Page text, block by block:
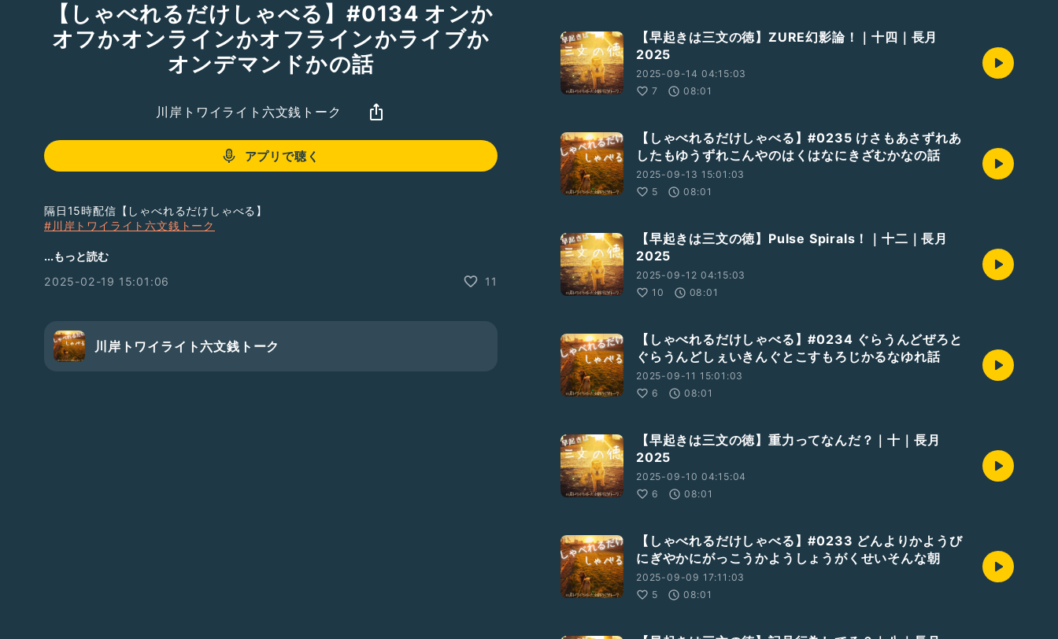
【しゃべれるだけしゃべる】#0134 オンか
オフかオンラインかオフラインかライブか
オンデマンドかの話
川岸トワイライト六文銭トーク
アプリで聴く
隔日15時配信【しゃべれるだけしゃべる】
#川岸トワイライト六文銭トーク
▷ Free Chatで雑談する
https://www.patreon.com/campus6214/chats
LISTENで番組をフォローすると音声をテキストで読むことができます。
→https://listen.style/p/twilight
￣￣
...もっと読む
2025-02-19 15:01:06
11
川岸トワイライト六文銭トーク
【早起きは三文の徳】ZURE幻影論！｜十四｜長月
2025
2025-09-14 04:15:03
7
08:01
【しゃべれるだけしゃべる】#0235 けさもあさずれあ
したもゆうずれこんやのはくはなにきざむかなの話
2025-09-13 15:01:03
5
08:01
【早起きは三文の徳】Pulse Spirals！｜十二｜長月
2025
2025-09-12 04:15:03
10
08:01
【しゃべれるだけしゃべる】#0234 ぐらうんどぜろと
ぐらうんどしぇいきんぐとこすもろじかるなゆれ話
2025-09-11 15:01:03
6
08:01
【早起きは三文の徳】重力ってなんだ？｜十｜長月
2025
2025-09-10 04:15:04
6
08:01
【しゃべれるだけしゃべる】#0233 どんよりかようび
にぎやかにがっこうかようしょうがくせいそんな朝
2025-09-09 17:11:03
5
08:01